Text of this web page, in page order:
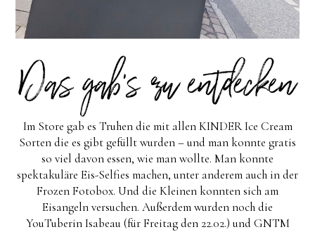
Im Store gab es Truhen die mit allen KINDER Ice Cream
Sorten die es gibt gefüllt wurden – und man konnte gratis
so viel davon essen, wie man wollte. Man konnte
spektakuläre Eis-Selfies machen, unter anderem auch in der
Frozen Fotobox. Und die Kleinen konnten sich am
Eisangeln versuchen. Außerdem wurden noch die
YouTuberin Isabeau (für Freitag den 22.02.) und GNTM